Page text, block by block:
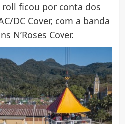
roll ficou por conta dos
DC Cover, com a banda
N’Roses Cover.